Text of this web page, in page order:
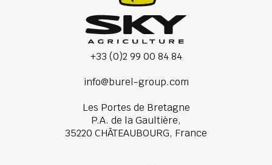
+33 (0)2 99 00 84 84
info@burel-group.com
Les Portes de Bretagne
P.A. de la Gaultière,
35220 CHÂTEAUBOURG, France